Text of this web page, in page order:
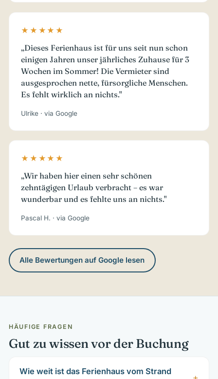
★★★★★
„Dieses Ferienhaus ist für uns seit nun schon
einigen Jahren unser jährliches Zuhause für 3
Wochen im Sommer! Die Vermieter sind
ausgesprochen nette, fürsorgliche Menschen.
Es fehlt wirklich an nichts."
Ulrike · via Google
★★★★★
„Wir haben hier einen sehr schönen
zehntägigen Urlaub verbracht – es war
wunderbar und es fehlte uns an nichts."
Pascal H. · via Google
Alle Bewertungen auf Google lesen
HÄUFIGE FRAGEN
Gut zu wissen vor der Buchung
Wie weit ist das Ferienhaus vom Strand